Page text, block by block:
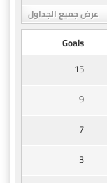
عرض جميع الجداول
Goals
15
9
7
3